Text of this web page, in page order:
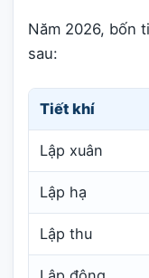
Năm 2026, bốn
sau:
Tiết khí
Lập xuân
Lập hạ
Lập thu